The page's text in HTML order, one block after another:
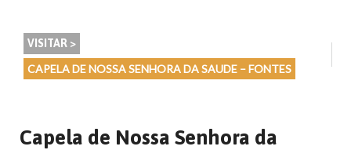
VISITAR >
CAPELA DE NOSSA SENHORA DA SAUDE – FONTES
Capela de Nossa Senhora da